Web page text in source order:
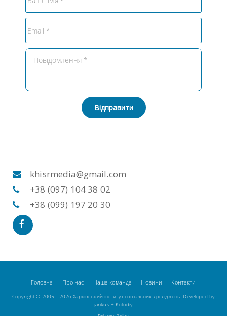
Відправити
khisrmedia@gmail.com
+38 (097) 104 38 02
+38 (099) 197 20 30
Головна Про нас Наша команда Новини Контакти
Copyright © 2005 - 2026 Харківський інститут соціальних досліджень. Developed by
jarikus+ Kolodiy